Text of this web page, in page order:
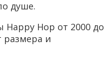
душе.
Hop от 2000 до
размера и